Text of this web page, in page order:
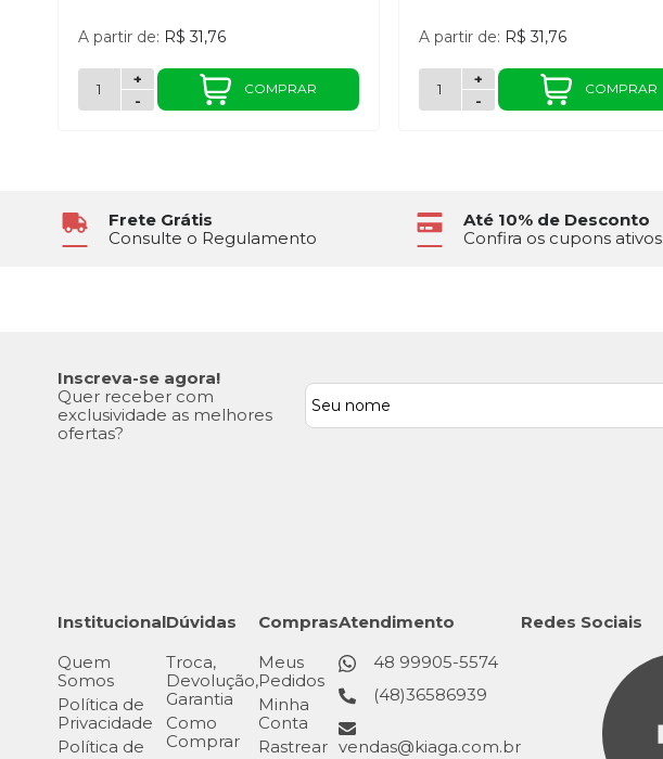
A partir de: R$ 31,76
-
+
COMPRAR
A partir de: R$ 31,76
-
+
COMPRAR
Frete Grátis
Consulte o Regulamento
Até 10% de Desconto
Confira os cupons ativos
Inscreva-se agora!
Quer receber com
exclusividade as melhores
ofertas?
Institucional
Quem
Somos
Política de
Privacidade
Política de
Dúvidas
Troca,
Devolução,
Garantia
Como
Comprar
Compras
Meus
Pedidos
Minha
Conta
Rastrear
Atendimento
48 99905-5574
(48)36586939
vendas@kiaga.com.br
Redes Sociais